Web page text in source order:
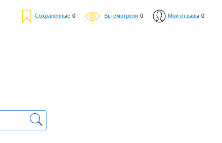
Сохраненные 0 Вы смотрели 0 Мои отзывы 0